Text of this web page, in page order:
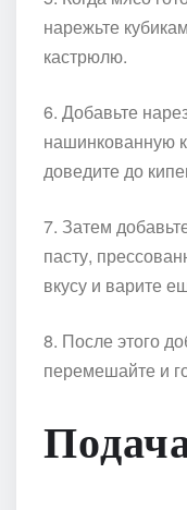
нарежьте
кастрюлю.
6. Добавьте
нашинкованную
доведите до
7. Затем
пасту,
вкусу и варите
8. После этого
перемешайте и